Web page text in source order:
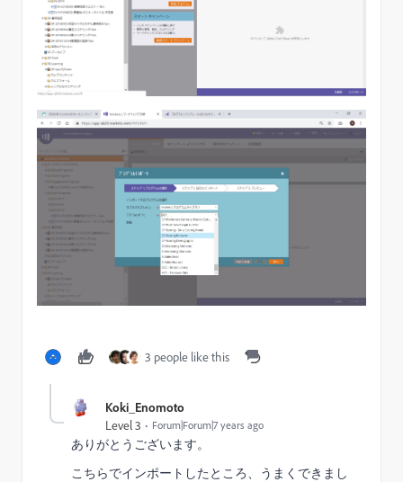
3 people like this
Koki_Enomoto
Level 3 Forum|Forum|7 years ago
ありがとうございます。
こちらでインポートしたところ、うまくできまし